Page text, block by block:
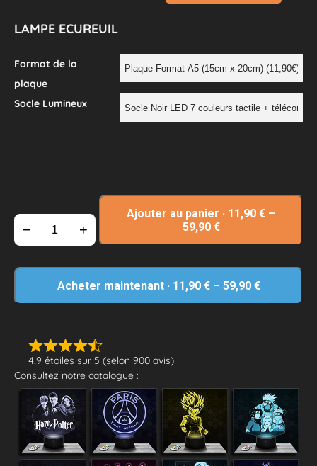
LAMPE ECUREUIL
4,9 étoiles sur 5 (selon 900 avis)
Consultez notre catalogue :
Format de la
plaque
Socle Lumineux
− +
Ajouter au panier · 11,90 € –
59,90 €
Acheter maintenant · 11,90 €– 59,90 €